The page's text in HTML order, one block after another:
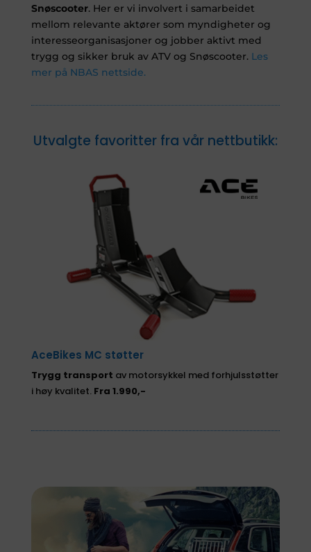
Snøscooter. Her er vi involvert i samarbeidet
mellom relevante aktører som myndigheter og
interesseorganisasjoner og jobber aktivt med
trygg og sikker bruk av ATV og Snøscooter. Les
mer på NBAS nettside.
Utvalgte favoritter fra vår nettbutikk:
Rammy snowblower
Frontmonterbare Snøfresere fra Finske Rammy,
perfekt foran ATV.Fra 59.900,- inkl. mva.